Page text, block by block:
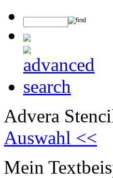
Advera
Auswahl <<
Mein